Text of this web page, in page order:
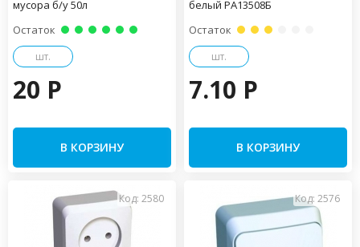
мусора б/у 50л
Остаток
шт.
20 P
В КОРЗИНУ
белый PA13508Б
Остаток
шт.
7.10 P
В КОРЗИНУ
Код: 2580 Код: 2576